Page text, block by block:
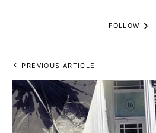
FOLLOW
PREVIOUS ARTICLE